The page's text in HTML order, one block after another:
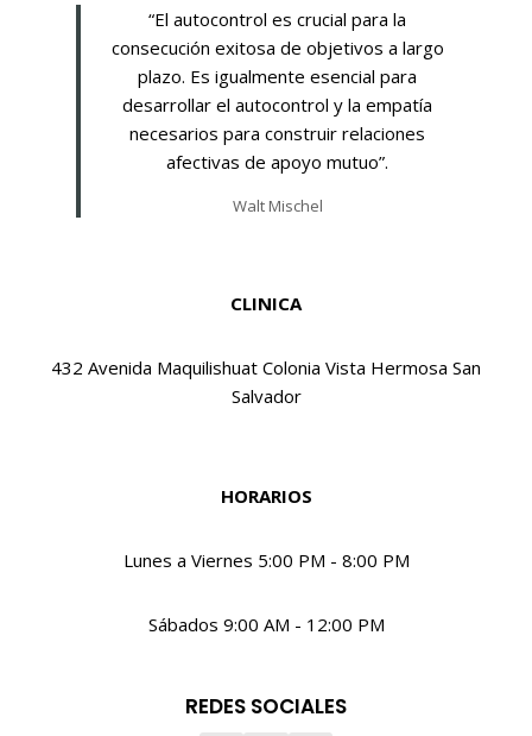
“El autocontrol es crucial para la
consecución exitosa de objetivos a largo
plazo. Es igualmente esencial para
desarrollar el autocontrol y la empatía
necesarios para construir relaciones
afectivas de apoyo mutuo”.
Walt Mischel
CLINICA
432 Avenida Maquilishuat Colonia Vista Hermosa San
Salvador
HORARIOS
Lunes a Viernes 5:00 PM - 8:00 PM
Sábados 9:00 AM - 12:00 PM
REDES SOCIALES